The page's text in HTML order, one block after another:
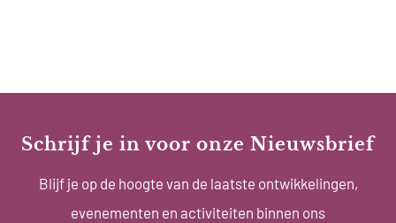
Schrijf je in voor onze Nieuwsbrief
Blijf je op de hoogte van de laatste ontwikkelingen,
evenementen en activiteiten binnen ons